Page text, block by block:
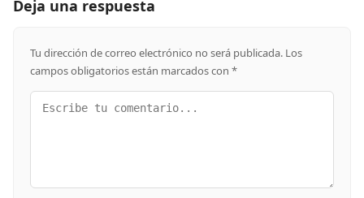
Deja una respuesta
Tu dirección de correo electrónico no será publicada. Los
campos obligatorios están marcados con *